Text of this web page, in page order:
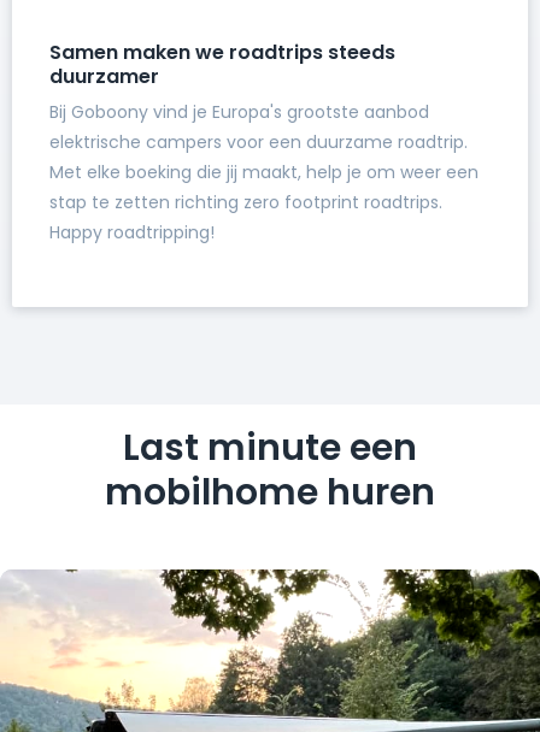
Samen maken we roadtrips steeds
duurzamer
Bij Goboony vind je Europa's grootste aanbod
elektrische campers voor een duurzame roadtrip.
Met elke boeking die jij maakt, help je om weer een
stap te zetten richting zero footprint roadtrips.
Happy roadtripping!
Last minute een
mobilhome huren